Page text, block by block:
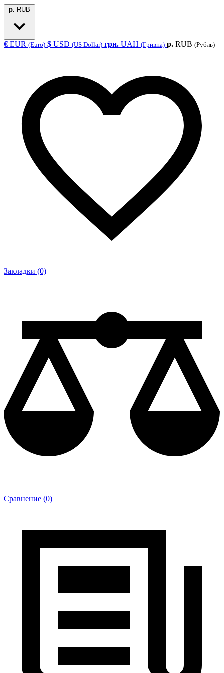
р. RUB
€ EUR (Euro) $ USD (US Dollar) грн. UAH (Гривна) р. RUB (Рубль)
Закладки (0)
Сравнение (0)